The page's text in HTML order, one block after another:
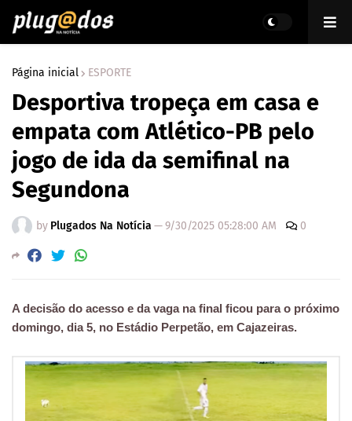
Página inicial ESPORTE
Desportiva tropeça em casa e
empata com Atlético-PB pelo
jogo de ida da semifinal na
Segundona
by Plugados Na Notícia —9/30/2025 05:28:00 AM 0
A decisão do acesso e da vaga na final ficou para o próximo
domingo, dia 5, no Estádio Perpetão, em Cajazeiras.